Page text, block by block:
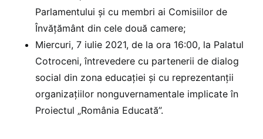
Parlamentului și cu membri ai Comisiilor de
Învățământ din cele două camere;
Miercuri, 7 iulie 2021, de la ora 16:00, la Palatul
Cotroceni, întrevedere cu partenerii de dialog
social din zona educației și cu reprezentanții
organizațiilor nonguvernamentale implicate în
Proiectul „România Educată”.